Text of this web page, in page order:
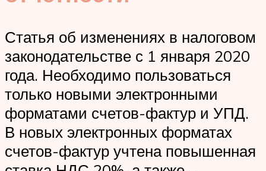
Статья об изменениях в налоговом
законодательстве с 1 января 2020
года. Необходимо пользоваться
только новыми электронными
форматами счетов-фактур и УПД.
В новых электронных форматах
счетов-фактур учтена повышенная